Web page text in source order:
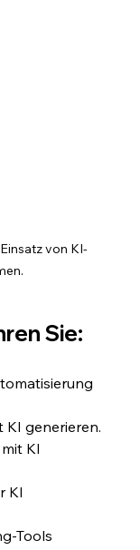
von KI-
Sie:
KI generieren.
KI
KI
Tools